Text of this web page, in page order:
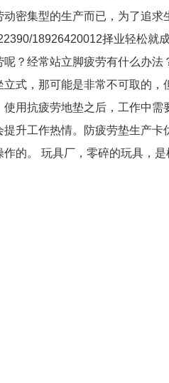
密集型的生产而已，为了追求
18926420012择业轻松就
？经常站立脚疲劳有什么办法
式，那可能是非常不可取的，
用抗疲劳地垫之后，工作中需
升工作热情。防疲劳垫生产卡
的。 玩具厂，零碎的玩具，是